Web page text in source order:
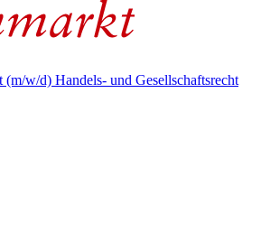
w/d) Handels- und Gesellschaftsrecht